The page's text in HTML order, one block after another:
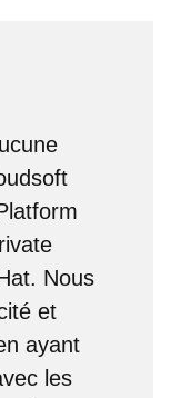
Nous
et
ayant
les